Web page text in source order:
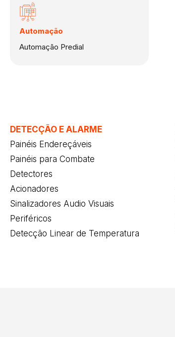
Automação
Automação Predial
DETECÇÃO E ALARME
Painéis Endereçáveis
Painéis para Combate
Detectores
Acionadores
Sinalizadores Audio Visuais
Periféricos
Detecção Linear de Temperatura